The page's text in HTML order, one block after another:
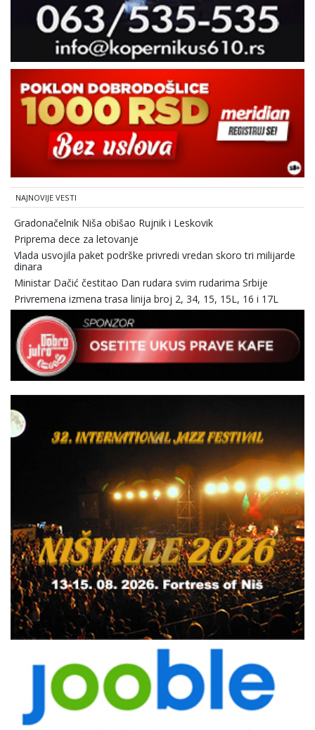
NAJNOVIJE VESTI
Gradonačelnik Niša obišao Rujnik i Leskovik
Priprema dece za letovanje
Vlada usvojila paket podrške privredi vredan skoro tri milijarde
dinara
Ministar Dačić čestitao Dan rudara svim rudarima Srbije
Privremena izmena trasa linija broj 2, 34, 15, 15L, 16 i 17L